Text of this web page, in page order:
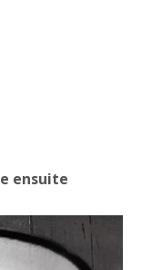
ensuite